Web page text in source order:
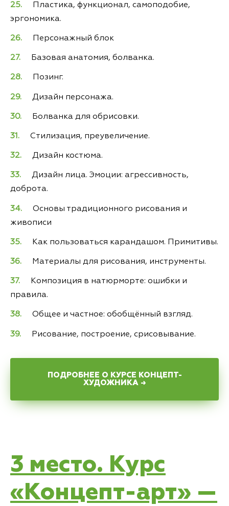
Пластика, функционал, самоподобие,
эргономика.
Персонажный блок
Базовая анатомия, болванка.
Позинг.
Дизайн персонажа.
Болванка для обрисовки.
Стилизация, преувеличение.
Дизайн костюма.
Дизайн лица. Эмоции: агрессивность,
доброта.
Основы традиционного рисования и
живописи
Как пользоваться карандашом. Примитивы.
Материалы для рисования, инструменты.
Композиция в натюрморте: ошибки и
правила.
Общее и частное: обобщённый взгляд.
Рисование, построение, срисовывание.
ПОДРОБНЕЕ О КУРСЕ КОНЦЕПТ-
ХУДОЖНИКА →
3 место. Курс
«Концепт-арт» —